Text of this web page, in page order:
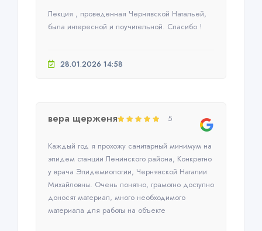
Лекция , проведенная Чернявской Натальей,
была интересной и поучительной. Спасибо !
28.01.2026 14:58
вера щерженя 5
Каждый год я прохожу санитарный минимум на
эпидем станции Ленинского района, Конкретно
у врача Эпидемиологии, Чернявской Наталии
Михайловны. Очень понятно, грамотно доступно
доносят материал, много необходимого
материала для работы на объекте